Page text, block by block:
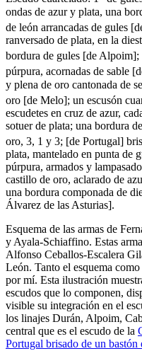
ondas de azur y plata, una
de león arrancadas de gules [
ranversado de plata, en la
bordura de gules [de Alpoim];
púrpura, acornadas de sable [
y plena de oro cantonada de
oro [de Melo]; un escusón
escudetes en cruz de azur,
sotuer de plata; una bordura
oro, 3, 1 y 3; [de Portugal]
plata, mantelado en punta de
púrpura, armados y
castillo de oro, aclarado de
una bordura componada de
Álvarez de las Asturias].
Esquema de las armas de
y Ayala-Schiaffino. Estas
Alfonso Ceballos-Escalera
León. Tanto el esquema
por mí. Esta ilustración
escudos que lo componen,
visible su integración en el
los linajes Durán, Alpoim,
central que es el escudo de la
Portugal brisado de un bastón